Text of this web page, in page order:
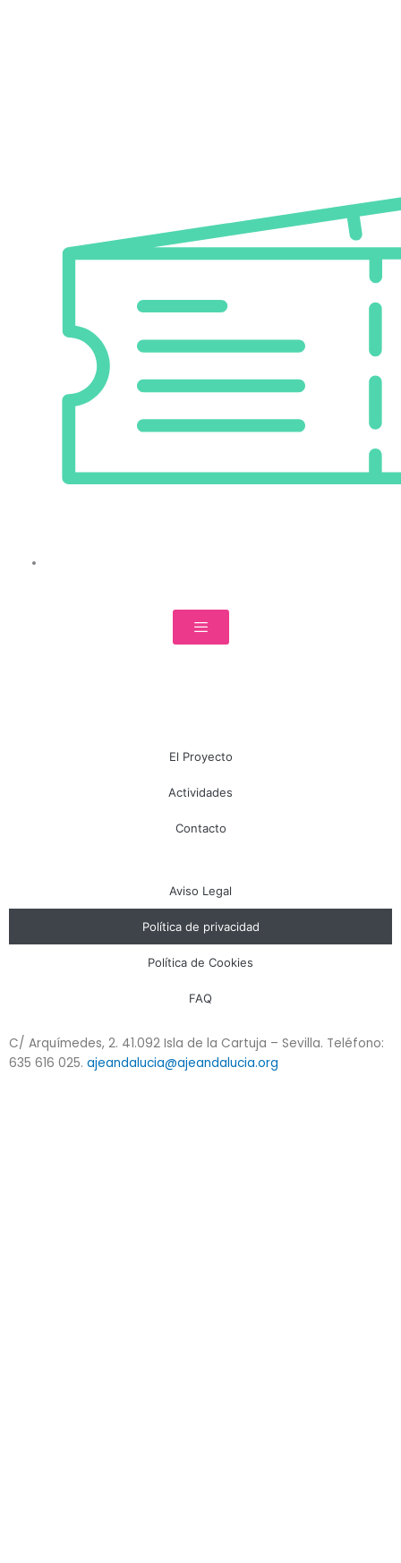
El Proyecto
Actividades
Contacto
Aviso Legal
Política de privacidad
Política de Cookies
FAQ
C/ Arquímedes, 2. 41.092 Isla de la Cartuja – Sevilla. Teléfono:
635 616 025. ajeandalucia@ajeandalucia.org